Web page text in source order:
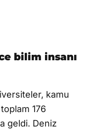
bilim insanı
kamu
176
geldi. Deniz